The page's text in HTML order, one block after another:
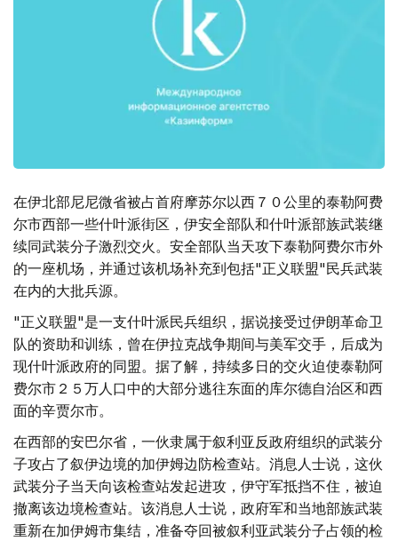
在伊北部尼尼微省被占首府摩苏尔以西７０公里的泰勒阿费
尔市西部一些什叶派街区，伊安全部队和什叶派部族武装继
续同武装分子激烈交火。安全部队当天攻下泰勒阿费尔市外
的一座机场，并通过该机场补充到包括"正义联盟"民兵武装
在内的大批兵源。
"正义联盟"是一支什叶派民兵组织，据说接受过伊朗革命卫
队的资助和训练，曾在伊拉克战争期间与美军交手，后成为
现什叶派政府的同盟。据了解，持续多日的交火迫使泰勒阿
费尔市２５万人口中的大部分逃往东面的库尔德自治区和西
面的辛贾尔市。
在西部的安巴尔省，一伙隶属于叙利亚反政府组织的武装分
子攻占了叙伊边境的加伊姆边防检查站。消息人士说，这伙
武装分子当天向该检查站发起进攻，伊守军抵挡不住，被迫
撤离该边境检查站。该消息人士说，政府军和当地部族武装
重新在加伊姆市集结，准备夺回被叙利亚武装分子占领的检